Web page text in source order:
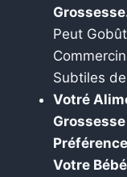
Peut
Subtiles
Votré
Votre